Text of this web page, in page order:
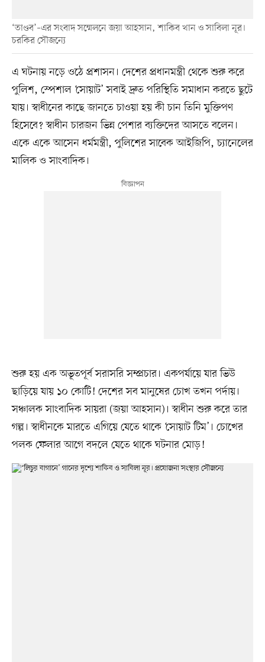
‘তাণ্ডব’–এর সংবাদ সম্মেলনে জয়া আহসান, শাকিব খান ও সাবিলা নূর।
চরকির সৌজন্যে
এ ঘটনায় নড়ে ওঠে প্রশাসন। দেশের প্রধানমন্ত্রী থেকে শুরু করে
পুলিশ, স্পেশাল ‘সোয়াট’ সবাই দ্রুত পরিস্থিতি সমাধান করতে ছুটে
যায়। স্বাধীনের কাছে জানতে চাওয়া হয় কী চান তিনি মুক্তিপণ
হিসেবে? স্বাধীন চারজন ভিন্ন পেশার ব্যক্তিদের আসতে বলেন।
একে একে আসেন ধর্মমন্ত্রী, পুলিশের সাবেক আইজিপি, চ্যানেলের
মালিক ও সাংবাদিক।
শুরু হয় এক অভূতপূর্ব সরাসরি সম্প্রচার। একপর্যায়ে যার ভিউ
ছাড়িয়ে যায় ১০ কোটি! দেশের সব মানুষের চোখ তখন পর্দায়।
সঞ্চালক সাংবাদিক সায়রা (জয়া আহসান)। স্বাধীন শুরু করে তার
গল্প। স্বাধীনকে মারতে এগিয়ে যেতে থাকে ‘সোয়াট টিম’। চোখের
পলক ফেলার আগে বদলে যেতে থাকে ঘটনার মোড়!